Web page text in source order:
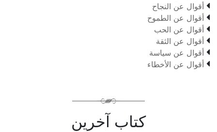
 أقوال عن النجاح
 أقوال عن الطموح
 أقوال عن الحب
 أقوال عن الثقة
 أقوال عن سياسة
 أقوال عن الأخطاء
كتاب آخرين